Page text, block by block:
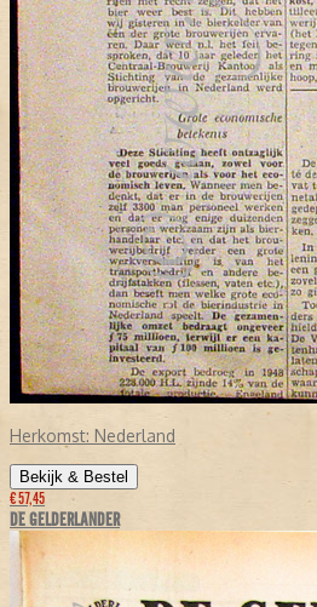
Herkomst: Nederland
Bekijk & Bestel
€ 57,45
DE GELDERLANDER